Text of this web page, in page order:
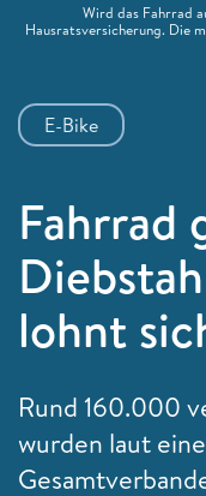
E-Bike
Fahrrad
lohnt
Rund 160.000
wurden laut
Wird das Fahrrad
Hausratsversicherung. Die